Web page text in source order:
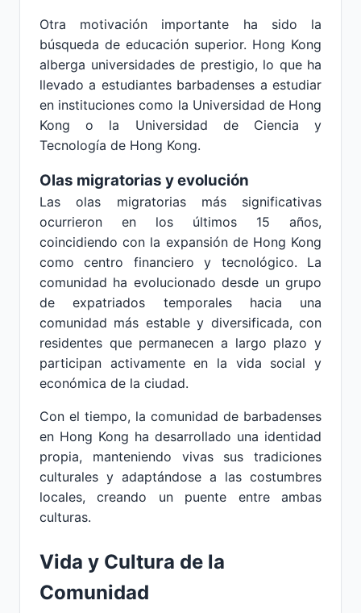
Otra motivación importante ha sido la
búsqueda de educación superior. Hong Kong
alberga universidades de prestigio, lo que ha
llevado a estudiantes barbadenses a estudiar
en instituciones como la Universidad de Hong
Kong o la Universidad de Ciencia y
Tecnología de Hong Kong.
Olas migratorias y evolución
Las olas migratorias más significativas
ocurrieron en los últimos 15 años,
coincidiendo con la expansión de Hong Kong
como centro financiero y tecnológico. La
comunidad ha evolucionado desde un grupo
de expatriados temporales hacia una
comunidad más estable y diversificada, con
residentes que permanecen a largo plazo y
participan activamente en la vida social y
económica de la ciudad.
Con el tiempo, la comunidad de barbadenses
en Hong Kong ha desarrollado una identidad
propia, manteniendo vivas sus tradiciones
culturales y adaptándose a las costumbres
locales, creando un puente entre ambas
culturas.
Vida y Cultura de la
Comunidad